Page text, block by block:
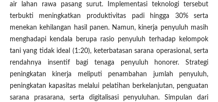
air lahan rawa pasang surut. Implementasi teknologi tersebut
terbukti meningkatkan produktivitas padi hingga 30% serta
menekan kehilangan hasil panen. Namun, kinerja penyuluh masih
menghadapi kendala berupa rasio penyuluh terhadap kelompok
tani yang tidak ideal (1:20), keterbatasan sarana operasional, serta
rendahnya insentif bagi tenaga penyuluh honorer. Strategi
peningkatan kinerja meliputi penambahan jumlah penyuluh,
peningkatan kapasitas melalui pelatihan berkelanjutan, penguatan
sarana prasarana, serta digitalisasi penyuluhan. Simpulan dari